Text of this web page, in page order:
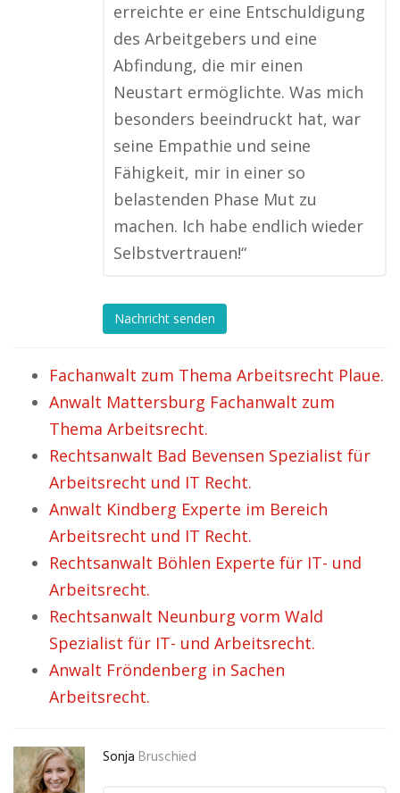
erreichte er eine Entschuldigung
des Arbeitgebers und eine
Abfindung, die mir einen
Neustart ermöglichte. Was mich
besonders beeindruckt hat, war
seine Empathie und seine
Fähigkeit, mir in einer so
belastenden Phase Mut zu
machen. Ich habe endlich wieder
Selbstvertrauen!“
Nachricht senden
Fachanwalt zum Thema Arbeitsrecht Plaue.
Anwalt Mattersburg Fachanwalt zum
Thema Arbeitsrecht.
Rechtsanwalt Bad Bevensen Spezialist für
Arbeitsrecht und IT Recht.
Anwalt Kindberg Experte im Bereich
Arbeitsrecht und IT Recht.
Rechtsanwalt Böhlen Experte für IT- und
Arbeitsrecht.
Rechtsanwalt Neunburg vorm Wald
Spezialist für IT- und Arbeitsrecht.
Anwalt Fröndenberg in Sachen
Arbeitsrecht.
Sonja Bruschied